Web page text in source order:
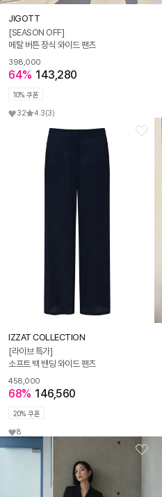
JIGOTT
[SEASON OFF]
메탈 버튼 장식 와이드 팬츠
398,000
64% 143,280
10% 쿠폰
32 4.3(3)
IZZAT COLLECTION
[라이브 특가]
소프트 백 밴딩 와이드 팬츠
458,000
68% 146,560
20% 쿠폰
8